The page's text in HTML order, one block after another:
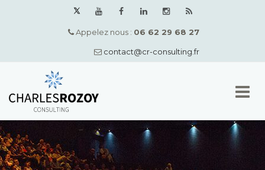
Appelez nous : 06 62 29 68 27
contact@cr-consulting.fr
Skip
to
content